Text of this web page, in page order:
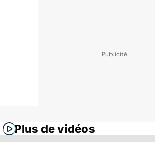
Plus de vidéos